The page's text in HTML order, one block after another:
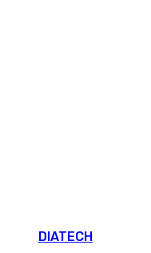
DIATECH